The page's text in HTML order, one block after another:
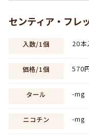
センティア・フレ
入数/1個 20本
価格/1個 570
タール -mg
ニコチン -mg